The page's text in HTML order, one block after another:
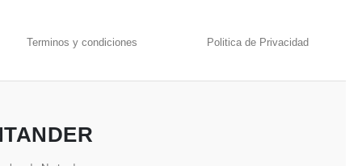
Terminos y condiciones Politica de Privacidad